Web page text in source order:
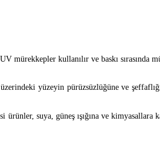
kullanılır ve baskı sırasında
yüzeyin pürüzsüzlüğüne ve
ürünler, suya, güneş ışığına ve